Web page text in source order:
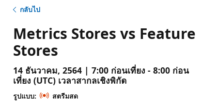
กลับไป
Metrics Stores vs Feature
Stores
14 ธันวาคม, 2564 | 7:00 ก่อนเที่ยง - 8:00 ก่อน
เที่ยง (UTC) เวลาสากลเชิงพิกัด
รูปแบบ:
สตรีมสด